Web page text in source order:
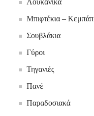
Λουκάνικα
Μπιφτέκια – Κεμπάπ
Σουβλάκια
Γύροι
Τηγανιές
Πανέ
Παραδοσιακά